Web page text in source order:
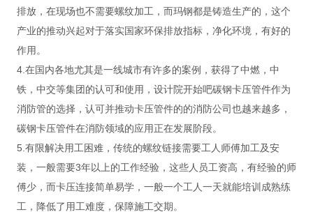
排放，在现场也不需要螺纹加工，而玛钢都是铸造生产的，这个
产业的推动兴起对于落实国家环保排放指标，净化环境，有好的
作用。
4.在国内各地尤其是一线城市有许多的案例，获得了中燃，中
铁，中交等集团的认可和使用，设计院开始吧碳钢卡压管件作为
消防管的选择，认可并推动卡压管件的的消防公司也越来越多，
碳钢卡压管件在消防领域的应用正在发展阶段。
5.有限解决用工困难，传统的螺纹链接需要工人师傅加工及安
装，一般需要3年以上的工作经验，这些人员工资高，有经验的师
傅少，而卡压连接简单易学，一般一个工人一天就能培训成熟练
工，降低了用工难度，保障施工交期。